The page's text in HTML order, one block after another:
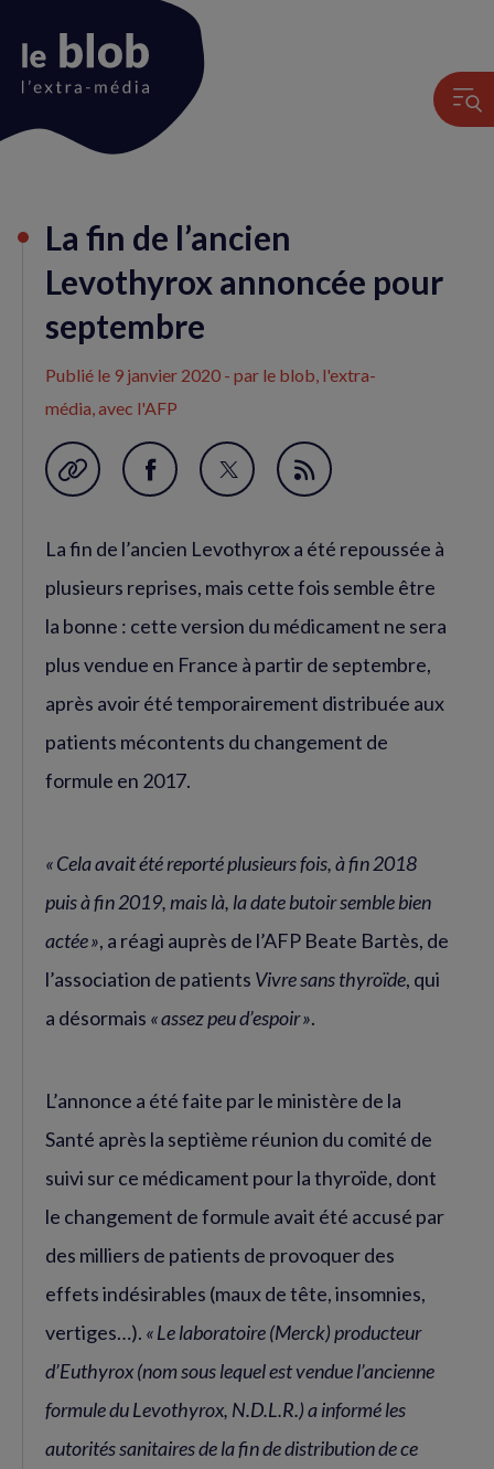
du
La fin de l’ancien
Levothyrox annoncée pour
septembre
Publié le 9 janvier 2020 - par le blob, l'extra-
média, avec l'AFP
Garder en favori
Partager
Facebook
(nouvelle
fenêtre)
Partager
Twitter
(nouvelle
fenêtre)
Flux
La fin de l’ancien Levothyrox a été repoussée à
plusieurs reprises, mais cette fois semble être
la bonne : cette version du médicament ne sera
plus vendue en France à partir de septembre,
après avoir été temporairement distribuée aux
patients mécontents du changement de
formule en 2017.
« Cela avait été reporté plusieurs fois, à fin 2018
puis à fin 2019, mais là, la date butoir semble bien
actée », a réagi auprès de l’AFP Beate Bartès, de
l’association de patients Vivre sans thyroïde, qui
a désormais « assez peu d’espoir ».
L’annonce a été faite par le ministère de la
Santé après la septième réunion du comité de
suivi sur ce médicament pour la thyroïde, dont
le changement de formule avait été accusé par
des milliers de patients de provoquer des
effets indésirables (maux de tête, insomnies,
vertiges…). « Le laboratoire (Merck) producteur
d’Euthyrox (nom sous lequel est vendue l’ancienne
formule du Levothyrox, N.D.L.R.) a informé les
autorités sanitaires de la fin de distribution de ce